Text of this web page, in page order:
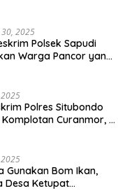
30, 2025
Polsek Sapudi
Warga Pancor yang
Polres Situbondo
Komplotan Curanmor, 9
Gunakan Bom Ikan,
Desa Ketupat